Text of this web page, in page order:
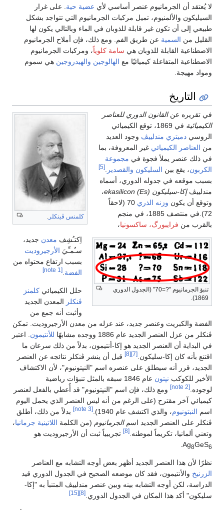
لا يُعتقد أن الجرمانيوم عنصر أساسي لأي عضية حية . على غرار
السيليكون والألمنيوم، تميل مركبات الجرمانيوم التي تتواجد بشكل
طبيعي إلى أن تكون غير قابلة للذوبان في الماء وبالتالي يكون لها
القليل من السمية عن طريق الفم. ومع ذلك، فإن أملاح الجرمانيوم
الاصطناعية القابلة للذوبان هي سامة كلوياً، ومركبات الجرمانيوم
الاصطناعية المتفاعلة كيميائيًا مع الهالوجين والهيدروجين هي سموم
ومواد مهيجة.
التاريخ
كلمنس ڤينكلر .
تنبؤ الجرمانيوم "?=70" (الجدول الدوري
1869).
في تقريره عنالقانون الدوري للعناصر
الكيميائية
في 1869، توقع الكيميائي
الروسي دميتري مندلييڤ وجود العديد
من العناصر الكيميائي غير المعروفة، بما
في ذلك عنصر يملأ فجوة في مجموعة
الكربون، يقع بين السليكون والقصدير [5]
بسبب موقعه في جدوله الدوري، أسماه
مندلييڤإكا-سيليكون ekasilicon (Es)
،
وتوقع أن يكون وزنه الذري
70 (لاحقاً
72).في منتصف 1885، في منجم
بالقرب من فرايبورگ، ساكسونيا،
اِكتـُشِف معدن جديد،
سـُمـِّيَ الأرجيروديت
بسبب ارتفاع محتواه من
الفضة [note 1]
حلل الكيميائي كلمنز
ڤنكلر المعدن الجديد
وأثبت أنه جمع من
الفضة والكبريت وعنصر جديد، عند عزله من معدن الأرجيروديت. تمكن
ڤنكلر من عزل العنصر الجديد عام 1886 ووجده مشابهًا
للأنتيمون . اعتبر
في البداية أن العنصر الجديد هو إكا-أنتيمون، بدلاً من ذلك سرعان ما
اقتنع بأنه كان إكا-سليكون. [7]
[8]
قبل أن ينشر ڤنكلر نتائجه عن العنصر
الجديد، قرر أنه سيطلق على عنصره اسم "النپتونيوم"، لأن الاكتشاف
الأخير للكوكب نپتون
عام 1846 سبقه بالمثل تنبؤات رياضية
لوجوده. [note 2]
ومع ذلك، فإن اسم "النپتونيوم" قد أُعطي بالفعل لعنصر
كيميائي آخر مقترح (على الرغم من أنه ليس العنصر الذي يحمل اليوم
اسم النبتونيوم، والذي اكتشف عام 1940). [note 3]
بدلاً من ذلك، أطلق
ڤنكلر على العنصر الجديد اسمالجرمانيوم (من الكلمة اللاتينية جرمانيا،
وتعني ألمانيا، تكريماً لموطنه. [8]
تجريبياً ثبت أن الأرجيروديت هو
Ag8GeS6
نظرًا لأن هذا العنصر الجديد أظهر بعض أوجه التشابه مع العناصر
الزرنيخ والأنتيمون، فقد كان موضعه الصحيح في الجدول الدوري قيد
الدراسة، لكن أوجه التشابه بينه وبين عنصر مندلييڤ المتنبأ به "إكا-
سليكون" أكد هذا المكان في الجدول الدوري. [8]
[15]